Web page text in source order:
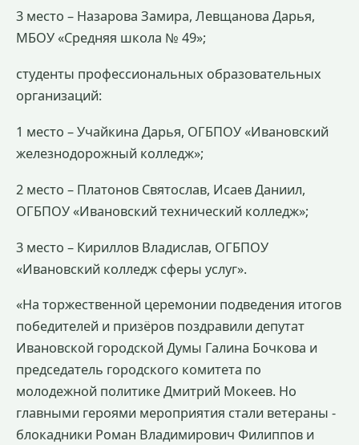
3 место – Назарова Замира, Левщанова Дарья,
МБОУ «Средняя школа № 49»;
студенты профессиональных образовательных
организаций:
1 место – Учайкина Дарья, ОГБПОУ «Ивановский
железнодорожный колледж»;
2 место – Платонов Святослав, Исаев Даниил,
ОГБПОУ «Ивановский технический колледж»;
3 место – Кириллов Владислав, ОГБПОУ
«Ивановский колледж сферы услуг».
«На торжественной церемонии подведения итогов
победителей и призёров поздравили депутат
Ивановской городской Думы Галина Бочкова и
председатель городского комитета по
молодежной политике Дмитрий Мокеев. Но
главными героями мероприятия стали ветераны -
блокадники Роман Владимирович Филиппов и